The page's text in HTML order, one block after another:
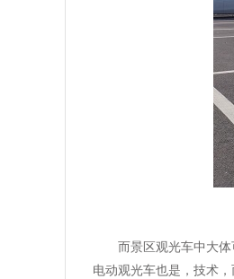
而景区观光车中大
电动观光车也是，技术